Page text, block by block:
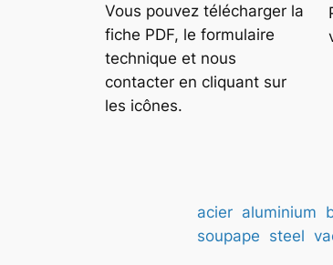
Vous pouvez télécharger la
fiche PDF, le formulaire
technique et nous
contacter en cliquant sur
les icônes.
acier aluminium
soupape steel